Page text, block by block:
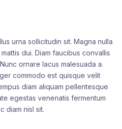
urna sollicitudin sit. Magna nulla
dui. Diam faucibus convallis
ornare lacus malesuada a.
commodo est quisque velit
diam aliquam pellentesque
egestas venenatis fermentum
diam nisl sit.